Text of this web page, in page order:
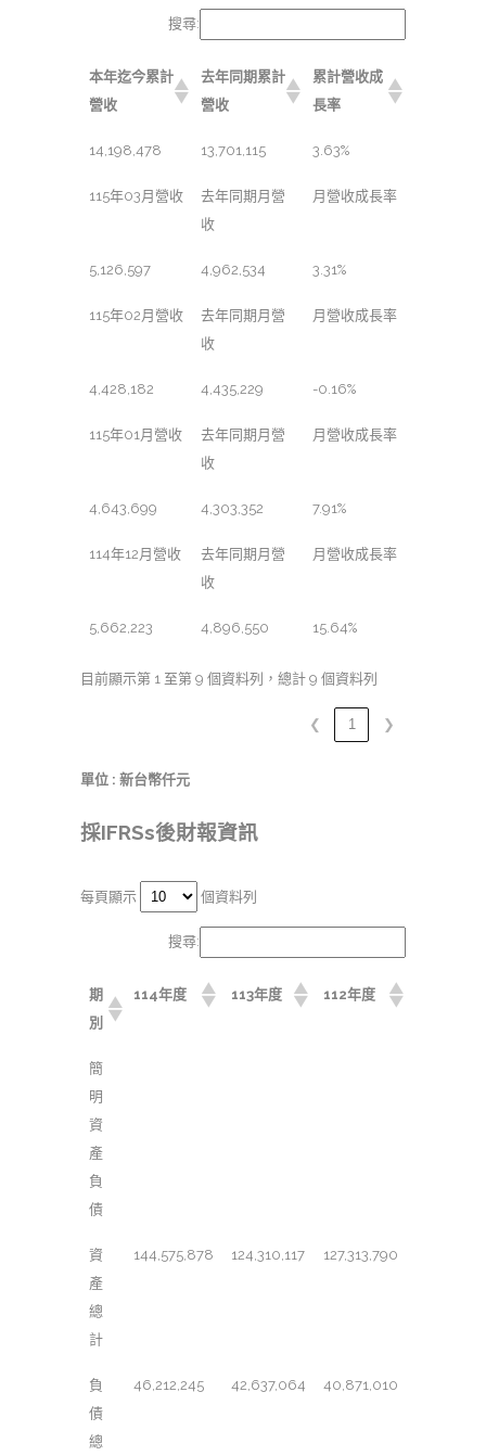
搜尋:
本年迄今累計
營收
去年同期累計
營收
累計營收成
長率
14,198,478 13,701,115 3.63%
115年03月營收
去年同期月營
收
月營收成長率
5,126,597 4,962,534 3.31%
115年02月營收
去年同期月營
收
月營收成長率
4,428,182 4,435,229 -0.16%
115年01月營收
去年同期月營
收
月營收成長率
4,643,699 4,303,352 7.91%
114年12月營收
去年同期月營
收
月營收成長率
5,662,223 4,896,550 15.64%
目前顯示第 1 至第 9 個資料列，總計 9 個資料列
❮ 1 ❯
單位 : 新台幣仟元
採IFRSs後財報資訊
每頁顯示 個資料列
搜尋:
期
別
114年度 113年度 112年度
簡
明
資
產
負
債
資
產
總
計
144,575,878 124,310,117 127,313,790
負
債
總
46,212,245 42,637,064 40,871,010